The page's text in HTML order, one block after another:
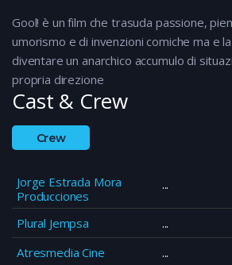
Gool! è un film che trasuda passione,
umorismo e di invenzioni comiche ma e
diventare un anarchico accumulo di
propria direzione
Cast & Crew
Crew
Jorge Estrada Mora
Producciones
Plural Jempsa
Atresmedia Cine